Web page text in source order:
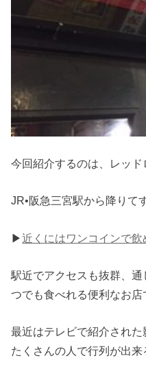
今回紹介するのは、レッド
JR•阪急三宮駅から降りて
▶︎近くにはワンコインで
駅近でアクセスも抜群、
つでも食べれる便利なお店
最近はテレビで紹介され
たくさんの人で行列が出来